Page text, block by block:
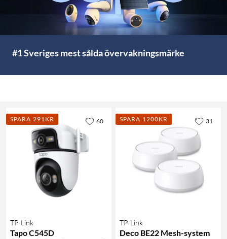
#1 Sveriges mest sålda övervakningsmärke
SPARA 291KR
TP-Link
Tapo C545D
60 SPARA 1200KR
TP-Link
Deco BE22 Mesh-system
31